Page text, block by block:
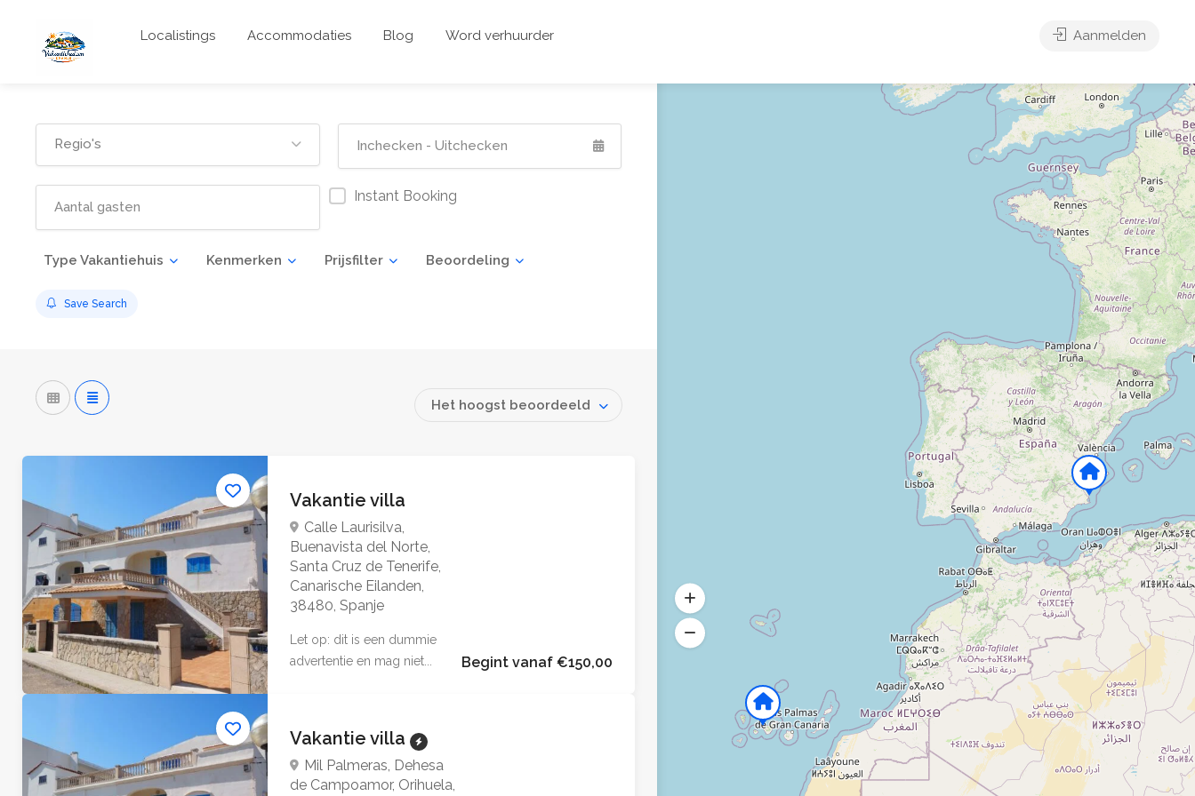
Localistings Accommodaties Blog Word verhuurder Aanmelden
Regio's
Instant Booking
Type Vakantiehuis Kenmerken Prijsfilter Beoordeling
Save Search
Het hoogst beoordeeld
Vakantie villa
Calle Laurisilva,
Buenavista del Norte,
Santa Cruz de Tenerife,
Canarische Eilanden,
38480, Spanje
Let op: dit is een dummie
advertentie en mag niet...
Begint vanaf €150,00
Vakantie villa
Mil Palmeras, Dehesa
de Campoamor, Orihuela,